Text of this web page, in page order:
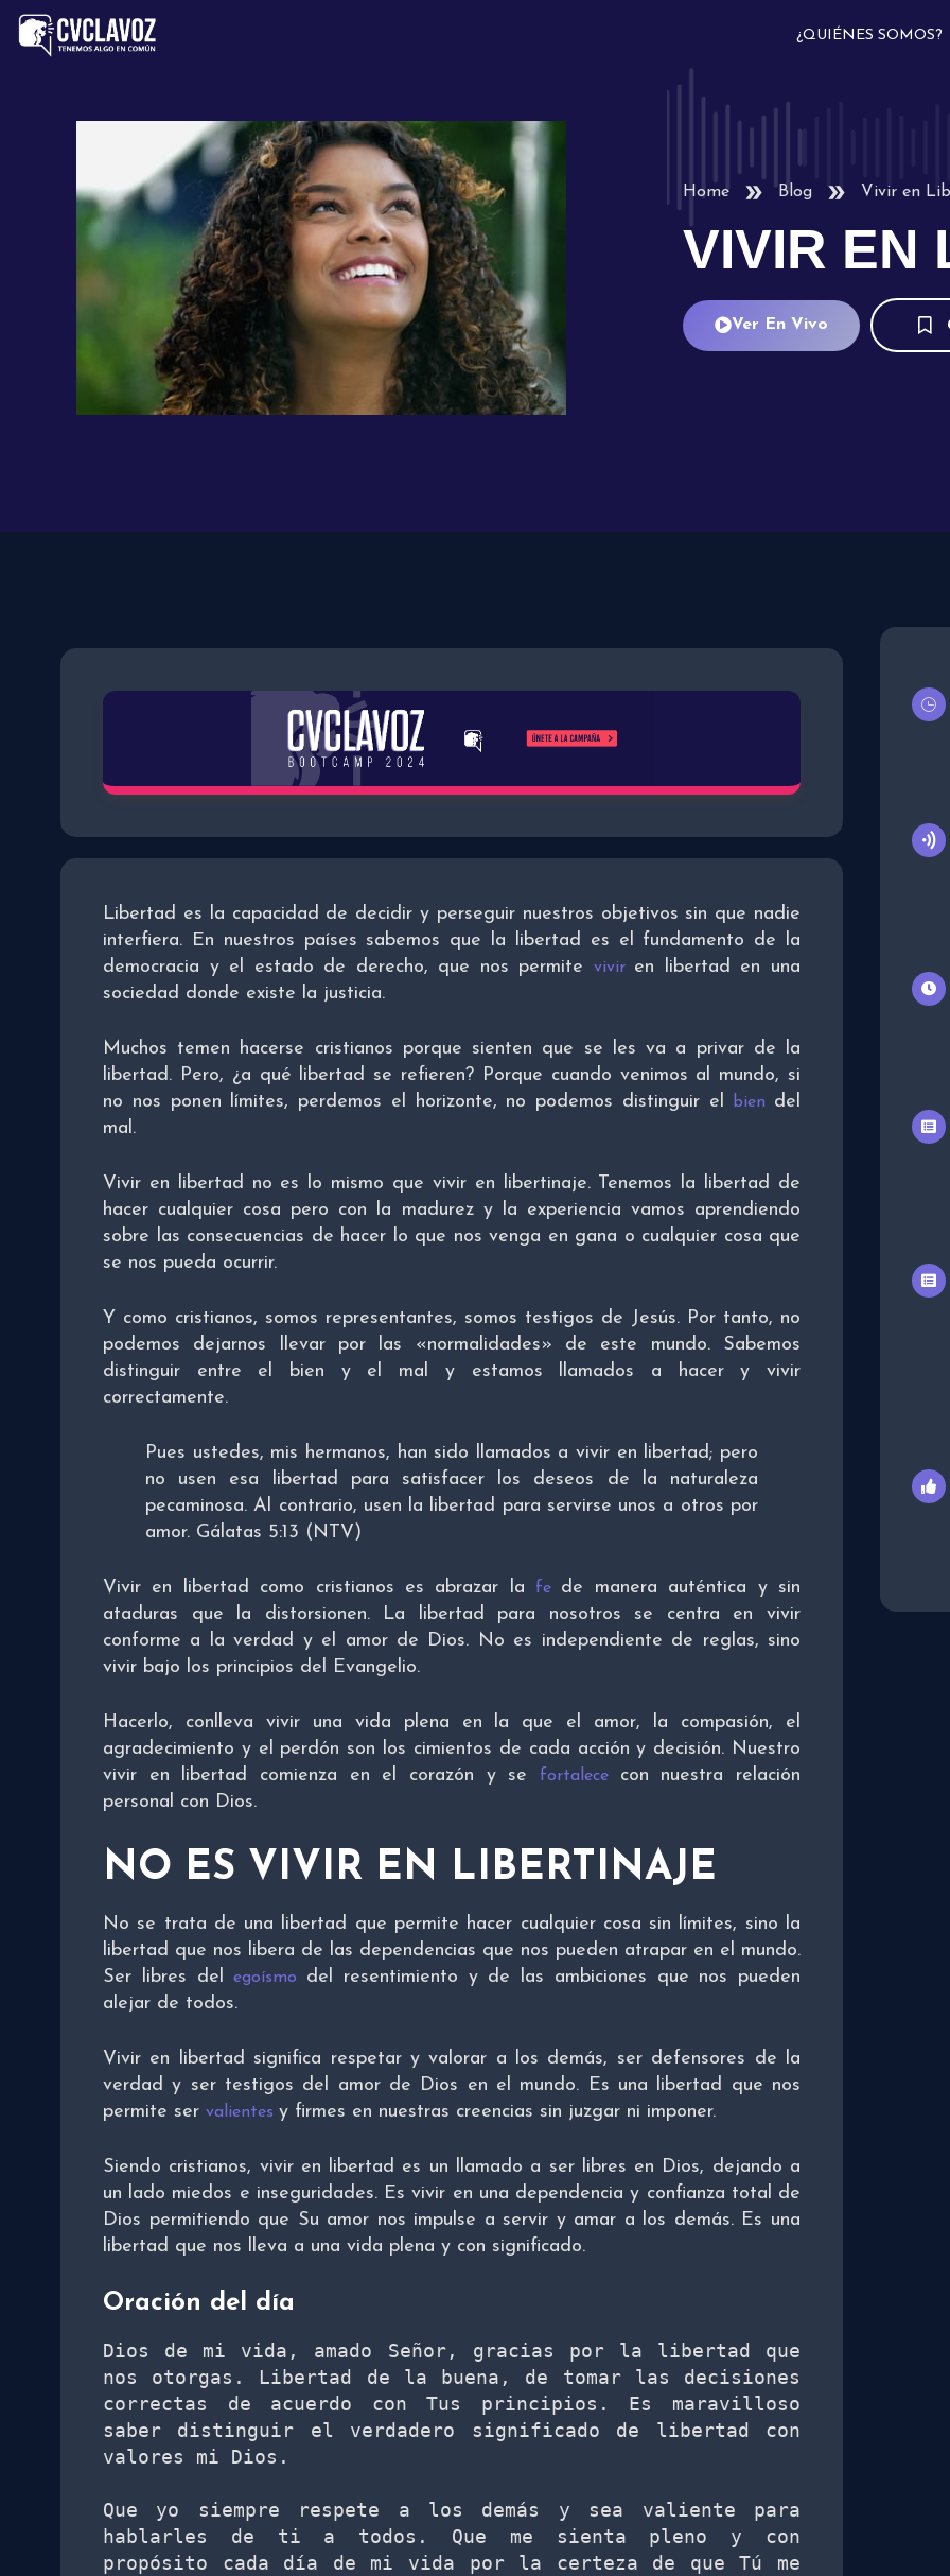
¿QUIÉNES SOMOS?
Home Blog Vivir en
VIVIR EN
Ver En Vivo
Libertad es la capacidad de decidir y perseguir nuestros objetivos sin que nadie
interfiera. En nuestros países sabemos que la libertad es el fundamento de la
democracia y el estado de derecho, que nos permite
vivir en libertad en una
sociedad donde existe la justicia.
Muchos temen hacerse cristianos porque sienten que se les va a privar de la
libertad. Pero, ¿a qué libertad se refieren? Porque cuando venimos al mundo, si
no nos ponen límites, perdemos el horizonte, no podemos distinguir el
bien del
mal.
Vivir en libertad no es lo mismo que vivir en libertinaje. Tenemos la libertad de
hacer cualquier cosa pero con la madurez y la experiencia vamos aprendiendo
sobre las consecuencias de hacer lo que nos venga en gana o cualquier cosa que
se nos pueda ocurrir.
Y como cristianos, somos representantes, somos testigos de Jesús. Por tanto, no
podemos dejarnos llevar por las «normalidades» de este mundo. Sabemos
distinguir entre el bien y el mal y estamos llamados a hacer y vivir
correctamente.
Pues ustedes, mis hermanos, han sido llamados a vivir en libertad; pero
no usen esa libertad para satisfacer los deseos de la naturaleza
pecaminosa. Al contrario, usen la libertad para servirse unos a otros por
amor. Gálatas 5:13 (NTV)
Vivir en libertad como cristianos es abrazar la fe de manera auténtica y sin
ataduras que la distorsionen. La libertad para nosotros se centra en vivir
conforme a la verdad y el amor de Dios. No es independiente de reglas, sino
vivir bajo los principios del Evangelio.
Hacerlo, conlleva vivir una vida plena en la que el amor, la compasión, el
agradecimiento y el perdón son los cimientos de cada acción y decisión. Nuestro
vivir en libertad comienza en el corazón y se
fortalece con nuestra relación
personal con Dios.
NO ES VIVIR EN LIBERTINAJE
No se trata de una libertad que permite hacer cualquier cosa sin límites, sino la
libertad que nos libera de las dependencias que nos pueden atrapar en el mundo.
Ser libres delegoísmo del resentimiento y de las ambiciones que nos pueden
alejar de todos.
Vivir en libertad significa respetar y valorar a los demás, ser defensores de la
verdad y ser testigos del amor de Dios en el mundo. Es una libertad que nos
permite ser valientes y firmes en nuestras creencias sin juzgar ni imponer.
Siendo cristianos, vivir en libertad es un llamado a ser libres en Dios, dejando a
un lado miedos e inseguridades. Es vivir en una dependencia y confianza total de
Dios permitiendo que Su amor nos impulse a servir y amar a los demás. Es una
libertad que nos lleva a una vida plena y con significado.
Oración del día
Dios de mi vida, amado Señor, gracias por la libertad que
nos otorgas. Libertad de la buena, de tomar las decisiones
correctas de acuerdo con Tus principios. Es maravilloso
saber distinguir el verdadero significado de libertad con
valores mi Dios.
Que yo siempre respete a los demás y sea valiente para
hablarles de ti a todos. Que me sienta pleno y con
propósito cada día de mi vida por la certeza de que Tú me